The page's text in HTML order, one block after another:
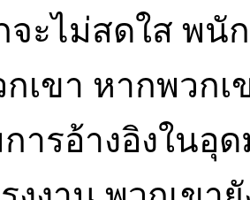
ะไม่สดใส พนั
เขา หากพวก
ารอ้างอิงในอุ